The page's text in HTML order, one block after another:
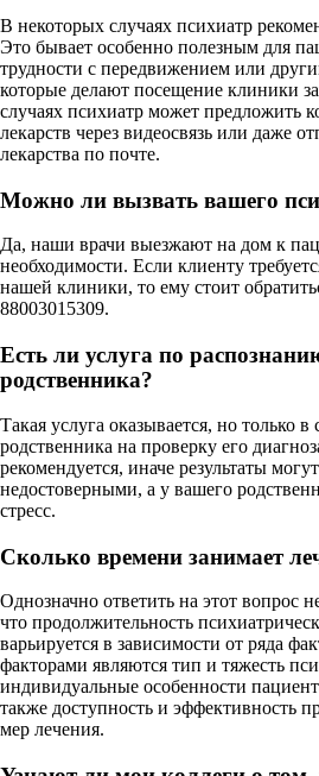
В некоторых случаях психиатр
Это бывает особенно полезным для
трудности с передвижением или
которые делают посещение клиники
случаях психиатр может предложить
лекарств через видеосвязь или даже
лекарства по почте.
Можно ли вызвать вашего
Да, наши врачи выезжают на дом к
необходимости. Если клиенту
нашей клиники, то ему стоит
88003015309.
Есть ли услуга по
родственника?
Такая услуга оказывается, но только в
родственника на проверку его
рекомендуется, иначе результаты
недостоверными, а у вашего
стресс.
Сколько времени занимает
Однозначно ответить на этот вопрос
что продолжительность
варьируется в зависимости от ряда
факторами являются тип и тяжесть
индивидуальные особенности
также доступность и эффективность
мер лечения.